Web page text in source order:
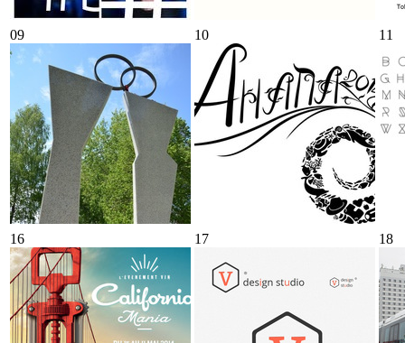
09 10 11
16 17 18